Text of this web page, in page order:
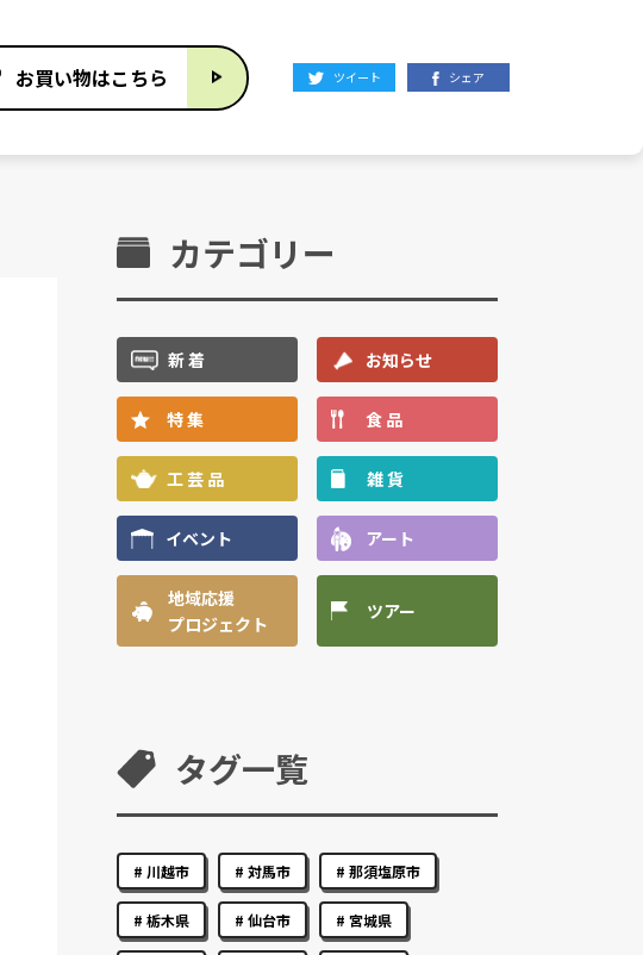
お買い物はこちら ツイート シェア
カテゴリー
新 着 お知らせ
特 集 食 品
工 芸 品 雑 貨
イベント アート
地域応援
プロジェクト
ツアー
タグ一覧
川越市 対馬市 那須塩原市
栃木県 仙台市 宮城県